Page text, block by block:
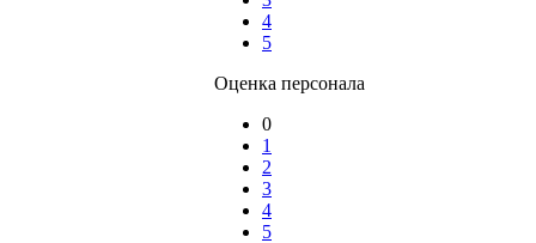
4
5
Оценка персонала
0
1
2
3
4
5